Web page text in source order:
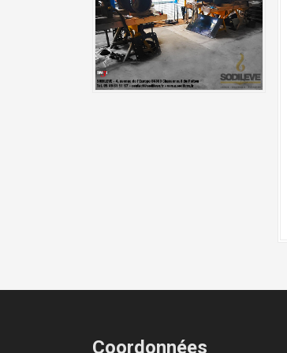
Coordonnées